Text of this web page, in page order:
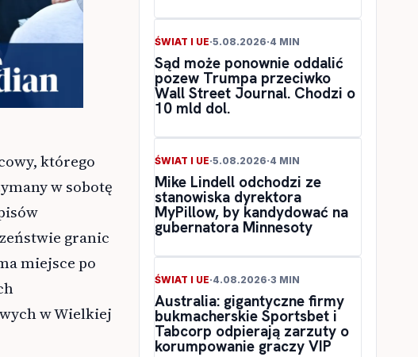
którego
w sobotę
granic
miejsce po
w Wielkiej
ŚWIAT I UE·5.08.2026·4 MIN
Sąd może ponownie oddalić
pozew Trumpa przeciwko
Wall Street Journal. Chodzi o
10 mld dol.
ŚWIAT I UE·5.08.2026·4 MIN
Mike Lindell odchodzi ze
stanowiska dyrektora
MyPillow, by kandydować na
gubernatora Minnesoty
ŚWIAT I UE·4.08.2026·3 MIN
Australia: gigantyczne firmy
bukmacherskie Sportsbet i
Tabcorp odpierają zarzuty o
korumpowanie graczy VIP